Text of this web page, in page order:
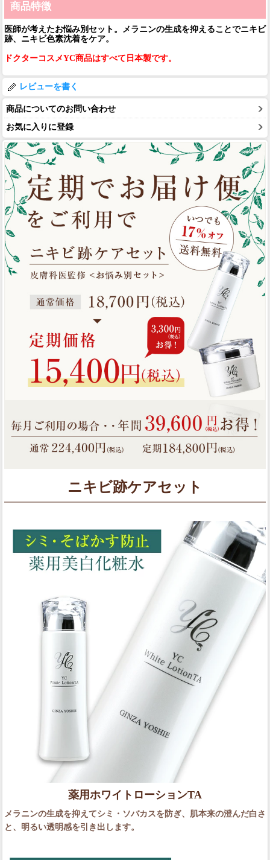
商品特徴
医師が考えたお悩み別セット。メラニンの生成を抑えることでニキビ
跡、ニキビ色素沈着をケア。
ドクターコスメYC商品はすべて日本製です。
レビューを書く
商品についてのお問い合わせ
お気に入りに登録
ニキビ跡ケアセット
薬用ホワイトローションTA
メラニンの生成を抑えてシミ・ソバカスを防ぎ、肌本来の澄んだ白さ
と、明るい透明感を引き出します。